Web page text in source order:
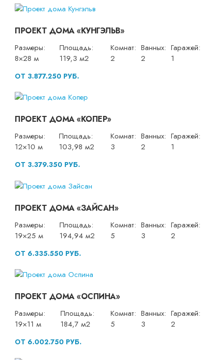
ПРОЕКТ ДОМА «КУНГЭЛЬВ»
Размеры:
8×28 м
Площадь:
119,3 м2
Комнат:
2
Ванных:
2
Гаражей:
1
ОТ 3.877.250 РУБ.
ПРОЕКТ ДОМА «КОПЕР»
Размеры:
12×10 м
Площадь:
103,98 м2
Комнат:
3
Ванных:
2
Гаражей:
1
ОТ 3.379.350 РУБ.
ПРОЕКТ ДОМА «ЗАЙСАН»
Размеры:
19×25 м
Площадь:
194,94 м2
Комнат:
5
Ванных:
3
Гаражей:
2
ОТ 6.335.550 РУБ.
ПРОЕКТ ДОМА «ОСПИНА»
Размеры:
19×11 м
Площадь:
184,7 м2
Комнат:
5
Ванных:
3
Гаражей:
2
ОТ 6.002.750 РУБ.